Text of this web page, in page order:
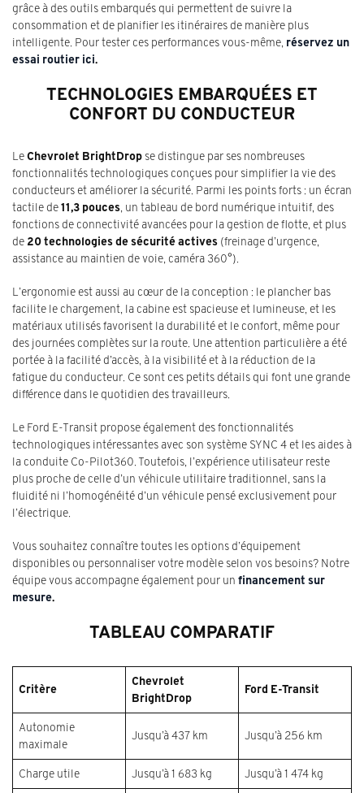
grâce à des outils embarqués qui permettent de suivre la
consommation et de planifier les itinéraires de manière plus
intelligente. Pour tester ces performances vous-même, réservez un
essai routier ici.
TECHNOLOGIES EMBARQUÉES ET
CONFORT DU CONDUCTEUR
LeChevrolet BrightDrop se distingue par ses nombreuses
fonctionnalités technologiques conçues pour simplifier la vie des
conducteurs et améliorer la sécurité. Parmi les points forts : un écran
tactile de11,3 pouces, un tableau de bord numérique intuitif, des
fonctions de connectivité avancées pour la gestion de flotte, et plus
de 20 technologies de sécurité actives (freinage d’urgence,
assistance au maintien de voie, caméra 360°).
L’ergonomie est aussi au cœur de la conception : le plancher bas
facilite le chargement, la cabine est spacieuse et lumineuse, et les
matériaux utilisés favorisent la durabilité et le confort, même pour
des journées complètes sur la route. Une attention particulière a été
portée à la facilité d’accès, à la visibilité et à la réduction de la
fatigue du conducteur. Ce sont ces petits détails qui font une grande
différence dans le quotidien des travailleurs.
Le Ford E-Transit propose également des fonctionnalités
technologiques intéressantes avec son système SYNC 4 et les aides à
la conduite Co-Pilot360. Toutefois, l’expérience utilisateur reste
plus proche de celle d’un véhicule utilitaire traditionnel, sans la
fluidité ni l’homogénéité d’un véhicule pensé exclusivement pour
l’électrique.
Vous souhaitez connaître toutes les options d’équipement
disponibles ou personnaliser votre modèle selon vos besoins? Notre
équipe vous accompagne également pour un financement sur
mesure.
TABLEAU COMPARATIF
Critère
Chevrolet
BrightDrop
Ford E-Transit
Autonomie
maximale
Jusqu’à 437 km Jusqu’à 256 km
Charge utile Jusqu’à 1 683 kg Jusqu’à 1 474 kg